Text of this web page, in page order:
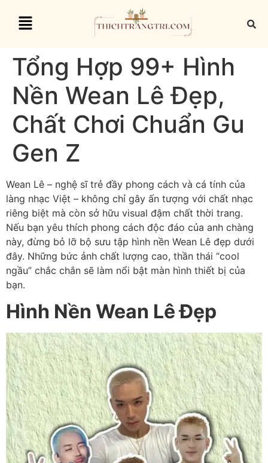
Tổng Hợp 99+ Hình
Nền Wean Lê Đẹp,
Chất Chơi Chuẩn Gu
Gen Z
Wean Lê – nghệ sĩ trẻ đầy phong cách và cá tính của
làng nhạc Việt – không chỉ gây ấn tượng với chất nhạc
riêng biệt mà còn sở hữu visual đậm chất thời trang.
Nếu bạn yêu thích phong cách độc đáo của anh chàng
này, đừng bỏ lỡ bộ sưu tập hình nền Wean Lê đẹp dưới
đây. Những bức ảnh chất lượng cao, thần thái “cool
ngầu” chắc chắn sẽ làm nổi bật màn hình thiết bị của
bạn.
Hình Nền Wean Lê Đẹp